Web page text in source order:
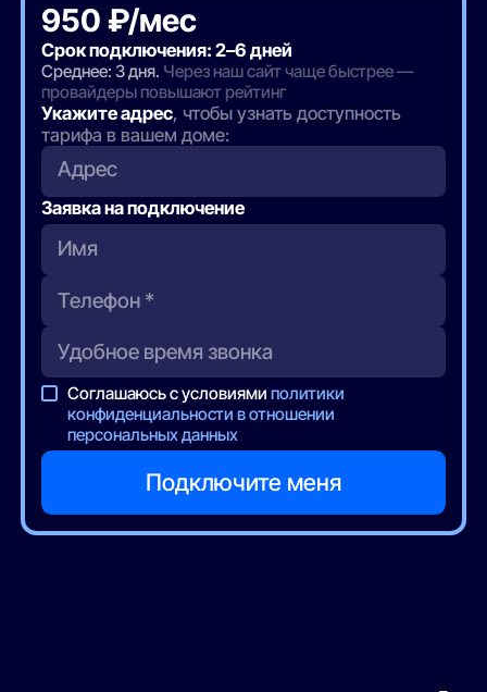
950 ₽/мес
Срок подключения: 2–6 дней
Среднее: 3 дня. Через наш сайт чаще быстрее —
провайдеры повышают рейтинг
Укажите адрес, чтобы узнать доступность
тарифа в вашем доме:
Адрес
Заявка на подключение
Соглашаюсь с условиямиполитики
конфиденциальности в отношении
персональных данных